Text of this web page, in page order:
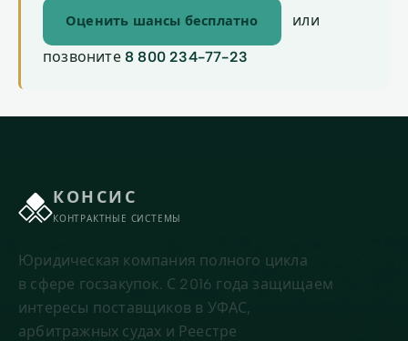
Оценить шансы бесплатно или
позвоните 8 800 234-77-23
КОНСИС
КОНТРАКТНЫЕ СИСТЕМЫ
Юридическая компания полного цикла
в сфере госзакупок. С 2016 года защищаем
интересы поставщиков в УФАС,
арбитражных судах и Реестре